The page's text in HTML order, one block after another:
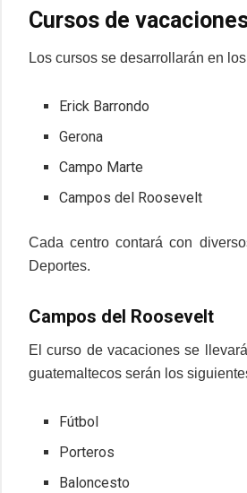
Cursos de
Los cursos se desarrollarán en
Erick Barrondo
Gerona
Campo Marte
Campos del Roosevelt
Cada centro contará con
Deportes.
Campos del Roosevelt
El curso de vacaciones se
guatemaltecos serán los
Fútbol
Porteros
Baloncesto